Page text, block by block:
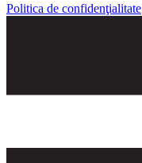
Politica de confidenţialitate